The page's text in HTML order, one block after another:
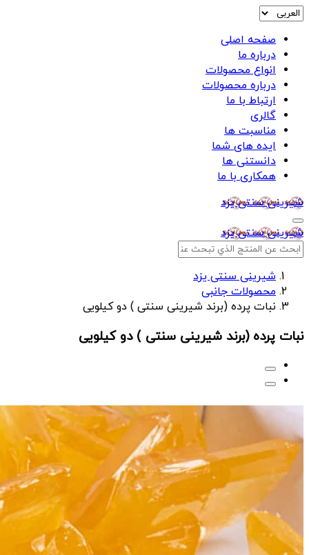
صفحه اصلی
درباره ما
انواع محصولات
درباره محصولات
ارتباط با ما
گالری
مناسبت ها
ایده های شما
دانستنی ها
همکاری با ما
شیرینی سنتی یزد
شیرینی سنتی یزد
شیرینی سنتی یزد
محصولات جانبی
نبات پرده (برند شیرینی سنتی ) دو کیلویی
نبات پرده (برند شیرینی سنتی ) دو کیلویی